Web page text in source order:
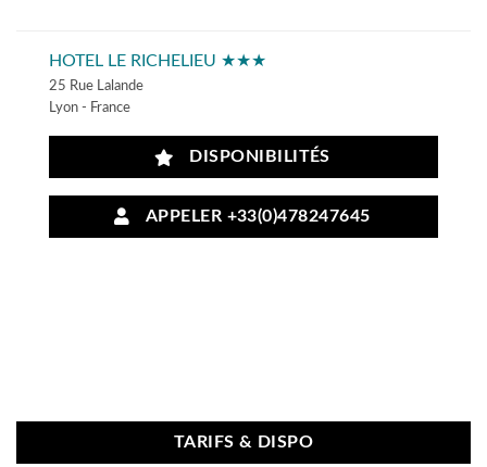
HOTEL LE RICHELIEU ★★★
25 Rue Lalande
Lyon - France
DISPONIBILITÉS
APPELER +33(0)478247645
TARIFS & DISPO